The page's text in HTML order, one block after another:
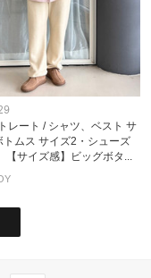
レート / シャツ、ベスト サ
トムス サイズ2・シューズ
【サイズ感】ビッグボタ...